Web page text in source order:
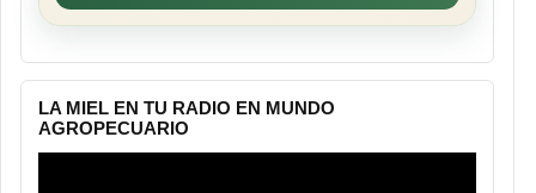
LA MIEL EN TU RADIO EN MUNDO
AGROPECUARIO